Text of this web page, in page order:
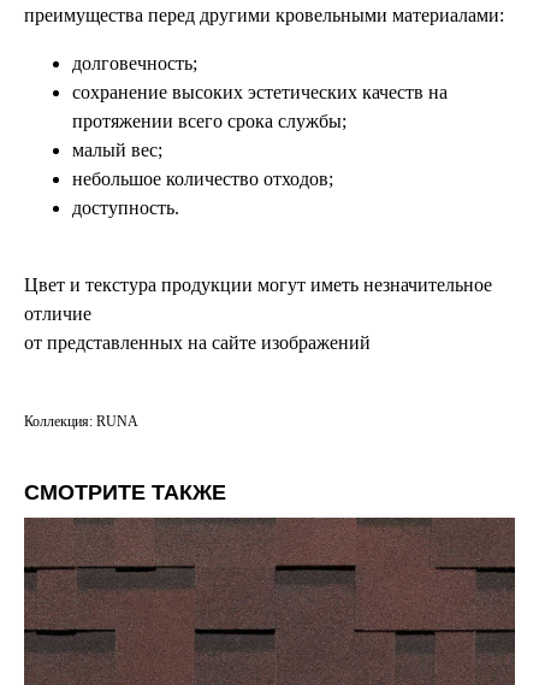
преимущества перед другими кровельными материалами:
долговечность;
сохранение высоких эстетических качеств на
протяжении всего срока службы;
малый вес;
небольшое количество отходов;
доступность.
Цвет и текстура продукции могут иметь незначительное
отличие
от представленных на сайте изображений
Коллекция: RUNA
СМОТРИТЕ ТАКЖЕ